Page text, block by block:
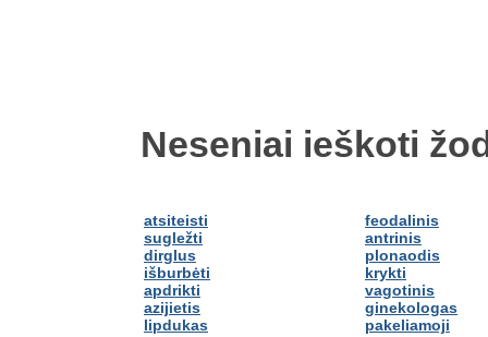
Neseniai ieškoti
atsiteisti
sugležti
dirglus
išburbėti
apdrikti
azijietis
lipdukas
feodalinis
antrinis
plonaodis
krykti
vagotinis
ginekologas
pakeliamoji